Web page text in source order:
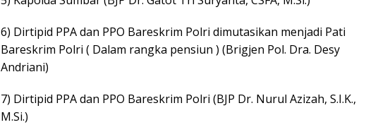
6) Dirtipid PPA dan PPO Bareskrim Polri dimutasikan menjadi Pati
Bareskrim Polri ( Dalam rangka pensiun ) (Brigjen Pol. Dra. Desy
Andriani)
7) Dirtipid PPA dan PPO Bareskrim Polri (BJP Dr. Nurul Azizah, S.I.K.,
M.Si.)